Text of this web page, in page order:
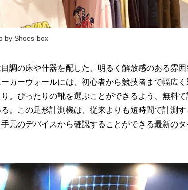
by Shoes-box
調の床や什器を配した、明るく解放感のある雰
カーウォールには、初心者から競技者まで幅広く
。ぴったりの靴を選ぶことができるよう、無料
。この足形計測機は、従来よりも短時間で計測す
元のデバイスから確認することができる最新の